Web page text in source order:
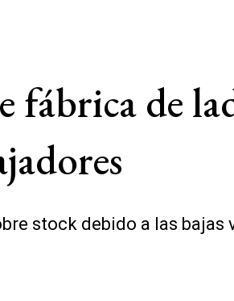
fábrica de
stock debido a las